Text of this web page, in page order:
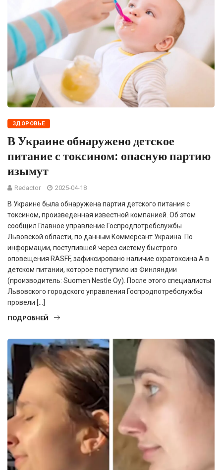
ЗДОРОВЬЕ
В Украине обнаружено детское
питание с токсином: опасную партию
изымут
Redactor 2025-04-18
В Украине была обнаружена партия детского питания с
токсином, произведенная известной компанией. Об этом
сообщил Главное управление Госпродпотребслужбы
Львовской области, по данным Коммерсант Украина. По
информации, поступившей через систему быстрого
оповещения RASFF, зафиксировано наличие охратоксина А в
детском питании, которое поступило из Финляндии
(производитель: Suomen Nestle Oy). После этого специалисты
Львовского городского управления Госпродпотребслужбы
провели […]
ПОДРОБНЕЙ